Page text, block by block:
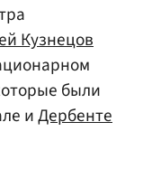
Кузнецов
были
иДербенте